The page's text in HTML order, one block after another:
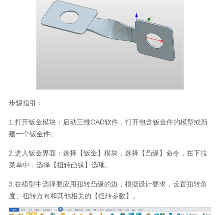
步骤指引：
1. 打开钣金模块：启动三维CAD软件，打开包含钣金件的模型或新
建一个钣金件。
2. 进入钣金界面：选择【钣金】模块，选择【凸缘】命令，在下拉
菜单中，选择【扭转凸缘】选项。
3. 在模型中选择要应用扭转凸缘的边，根据设计要求，设置扭转角
度、扭转方向和其他相关的【扭转参数】。